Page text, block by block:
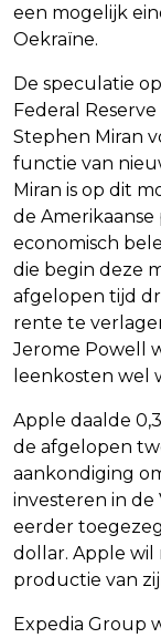
een mogelijk
Oekraïne.
De speculatie
Federal
Stephen Miran
functie van
Miran is op dit
de
economisch
die begin deze
afgelopen tijd
rente te
Jerome Powell
leenkosten wel
Apple daalde
de afgelopen
aankondiging
investeren in de
eerder
dollar. Apple
productie van
Expedia Group